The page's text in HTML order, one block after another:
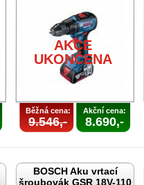
AKCE
UKONČENA
Běžná cena:
9.546,-
Akční cena:
8.690,-
BOSCH Aku vrtací
šroubovák GSR 18V-110